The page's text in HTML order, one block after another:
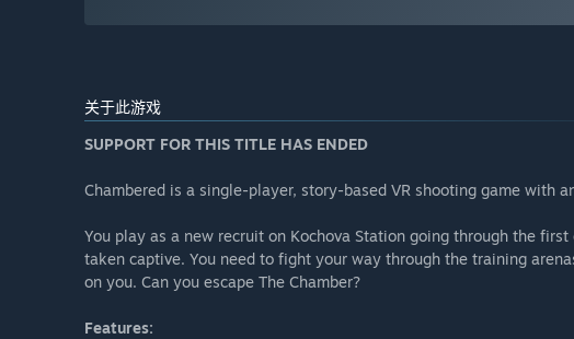
关于此游戏
SUPPORT FOR THIS TITLE HAS ENDED
Chambered is a single-player, story-based VR shooting game with
You play as a new recruit on Kochova Station going through the
taken captive. You need to fight your way through the training
on you. Can you escape The Chamber?
Features: